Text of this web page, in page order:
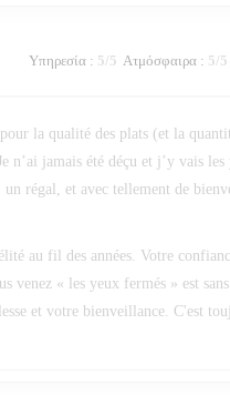
Υπηρεσία: 5/5 Ατμόσφαιρα: 5/5
la qualité des plats (et la
jamais été déçu et j’y vais les
un régal, et avec tellement de
au fil des années. Votre
venez « les yeux fermés » est
et votre bienveillance. C'est